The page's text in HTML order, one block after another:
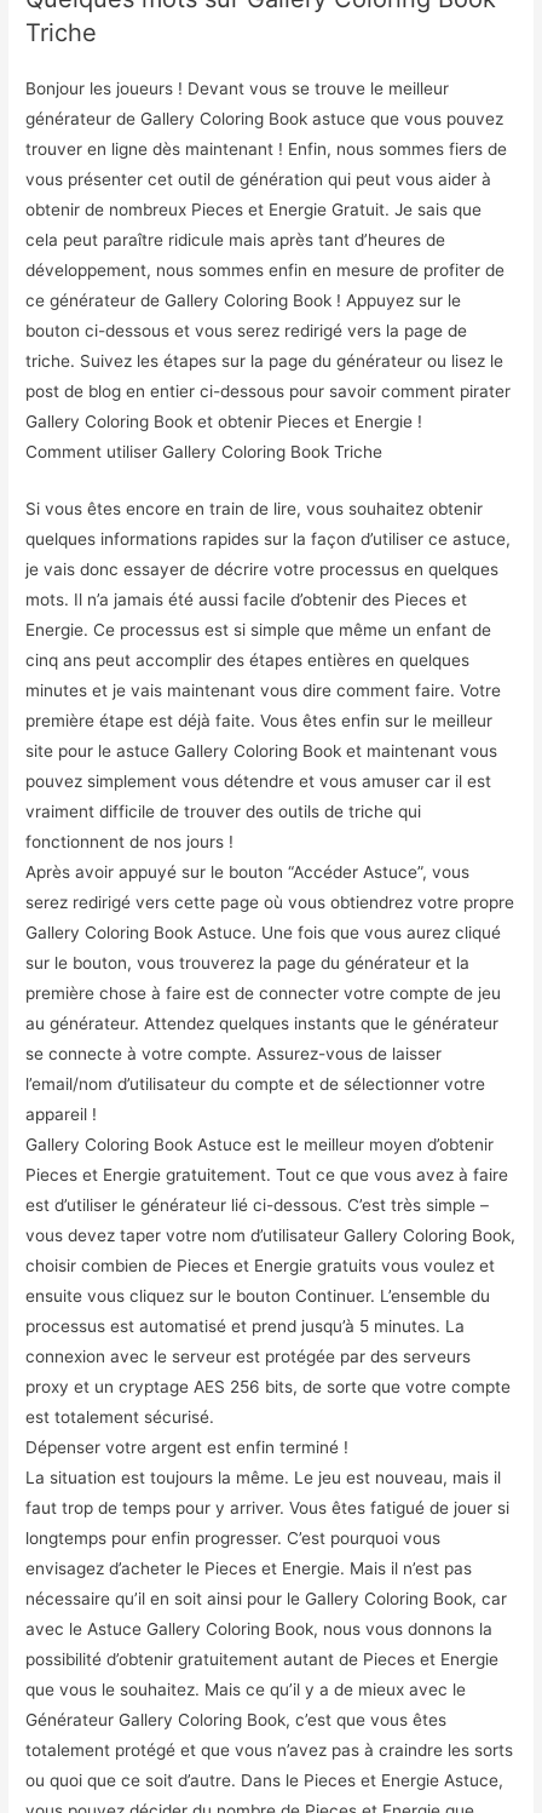
Triche
Bonjour les joueurs ! Devant vous se trouve le meilleur
générateur de Gallery Coloring Book astuce que vous pouvez
trouver en ligne dès maintenant ! Enfin, nous sommes fiers de
vous présenter cet outil de génération qui peut vous aider à
obtenir de nombreux Pieces et Energie Gratuit. Je sais que
cela peut paraître ridicule mais après tant d’heures de
développement, nous sommes enfin en mesure de profiter de
ce générateur de Gallery Coloring Book ! Appuyez sur le
bouton ci-dessous et vous serez redirigé vers la page de
triche. Suivez les étapes sur la page du générateur ou lisez le
post de blog en entier ci-dessous pour savoir comment pirater
Gallery Coloring Book et obtenir Pieces et Energie !
Comment utiliser Gallery Coloring Book Triche
Si vous êtes encore en train de lire, vous souhaitez obtenir
quelques informations rapides sur la façon d’utiliser ce astuce,
je vais donc essayer de décrire votre processus en quelques
mots. Il n’a jamais été aussi facile d’obtenir des Pieces et
Energie. Ce processus est si simple que même un enfant de
cinq ans peut accomplir des étapes entières en quelques
minutes et je vais maintenant vous dire comment faire. Votre
première étape est déjà faite. Vous êtes enfin sur le meilleur
site pour le astuce Gallery Coloring Book et maintenant vous
pouvez simplement vous détendre et vous amuser car il est
vraiment difficile de trouver des outils de triche qui
fonctionnent de nos jours !
Après avoir appuyé sur le bouton “Accéder Astuce”, vous
serez redirigé vers cette page où vous obtiendrez votre propre
Gallery Coloring Book Astuce. Une fois que vous aurez cliqué
sur le bouton, vous trouverez la page du générateur et la
première chose à faire est de connecter votre compte de jeu
au générateur. Attendez quelques instants que le générateur
se connecte à votre compte. Assurez-vous de laisser
l’email/nom d’utilisateur du compte et de sélectionner votre
appareil !
Gallery Coloring Book Astuce est le meilleur moyen d’obtenir
Pieces et Energie gratuitement. Tout ce que vous avez à faire
est d’utiliser le générateur lié ci-dessous. C’est très simple –
vous devez taper votre nom d’utilisateur Gallery Coloring Book,
choisir combien de Pieces et Energie gratuits vous voulez et
ensuite vous cliquez sur le bouton Continuer. L’ensemble du
processus est automatisé et prend jusqu’à 5 minutes. La
connexion avec le serveur est protégée par des serveurs
proxy et un cryptage AES 256 bits, de sorte que votre compte
est totalement sécurisé.
Dépenser votre argent est enfin terminé !
La situation est toujours la même. Le jeu est nouveau, mais il
faut trop de temps pour y arriver. Vous êtes fatigué de jouer si
longtemps pour enfin progresser. C’est pourquoi vous
envisagez d’acheter le Pieces et Energie. Mais il n’est pas
nécessaire qu’il en soit ainsi pour le Gallery Coloring Book, car
avec le Astuce Gallery Coloring Book, nous vous donnons la
possibilité d’obtenir gratuitement autant de Pieces et Energie
que vous le souhaitez. Mais ce qu’il y a de mieux avec le
Générateur Gallery Coloring Book, c’est que vous êtes
totalement protégé et que vous n’avez pas à craindre les sorts
ou quoi que ce soit d’autre. Dans le Pieces et Energie Astuce,